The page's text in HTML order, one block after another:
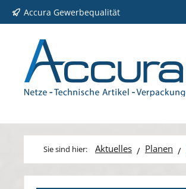
Hauptinhalt springen
Zur Suche springen
Zur Hauptnavigation springen
Accura Gewerbequalität
Aktuelles Planen